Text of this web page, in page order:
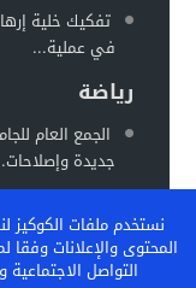
تفكيك خلية
في عملية...
رياضة
الجمع العام
جديدة
جديد خلال...
الفيفا تشيد
نستخدم ملفات الكوكيز
المحتوى والإعلانات وفقا
التواصل الاجتماعية